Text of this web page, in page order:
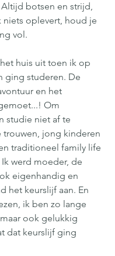
botsen en strijd,
oplevert, houd je
vol.
huis uit toen ik op
ging studeren. De
en het
Om
studie niet af te
trouwen, jong kinderen
traditioneel family life
werd moeder, de
eigenhandig en
het keurslijf aan. En
ik ben zo lange
ook gelukkig
dat keurslijf ging